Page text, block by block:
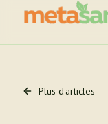
Plus d'articles